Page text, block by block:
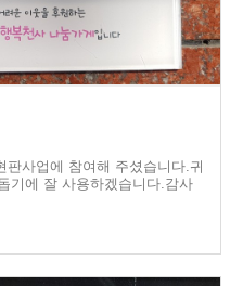
사업에 참여해 주셨습니다.귀
기에 잘 사용하겠습니다.감사